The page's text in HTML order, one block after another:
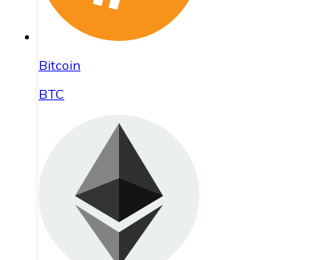
Bitcoin
BTC